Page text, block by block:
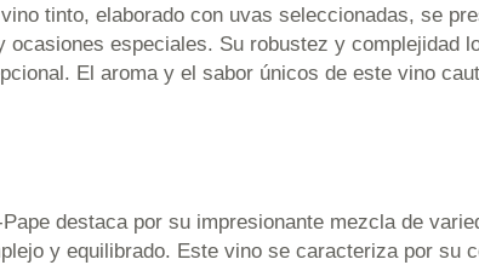
tinto, elaborado con uvas seleccionadas, se
ocasiones especiales. Su robustez y complejidad
El aroma y el sabor únicos de este vino
Pape destaca por su impresionante mezcla de
y equilibrado. Este vino se caracteriza por